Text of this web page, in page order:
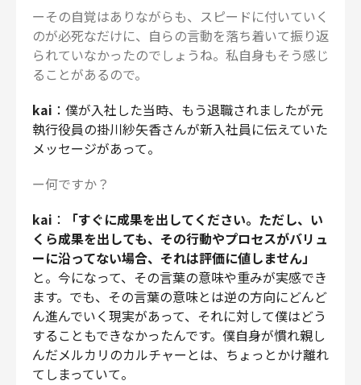
ーその自覚はありながらも、スピードに付いていく
のが必死なだけに、自らの言動を落ち着いて振り返
られていなかったのでしょうね。私自身もそう感じ
ることがあるので。
kai ：僕が入社した当時、もう退職されましたが元
執行役員の掛川紗矢香さんが新入社員に伝えていた
メッセージがあって。
ー何ですか？
kai ：
「すぐに成果を出してください。ただし、い
くら成果を出しても、その行動やプロセスがバリュ
ーに沿ってない場合、それは評価に値しません」
と。今になって、その言葉の意味や重みが実感でき
ます。でも、その言葉の意味とは逆の方向にどんど
ん進んでいく現実があって、それに対して僕はどう
することもできなかったんです。僕自身が慣れ親し
んだメルカリのカルチャーとは、ちょっとかけ離れ
てしまっていて。